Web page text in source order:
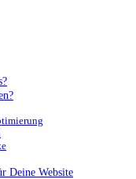
Deine Website